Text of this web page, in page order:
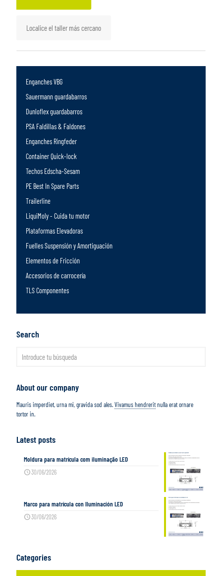
Localice el taller más cercano
Enganches VBG
Sauermann guardabarros
Dunloflex guardabarros
PSA Faldillas & Faldones
Enganches Ringfeder
Container Quick-lock
Techos Edscha-Sesam
PE Best In Spare Parts
Trailerline
LiquiMoly - Cuida tu motor
Plataformas Elevadoras
Fuelles Suspensión y Amortiguación
Elementos de Fricción
Accesorios de carrocería
TLS Componentes
Search
About our company
Mauris imperdiet, urna mi, gravida sod ales.Vivamus hendreritnulla erat ornare
tortor in.
Latest posts
Moldura para matrícula com iluminação LED
30/06/2026
Marco para matrícula con Iluminación LED
30/06/2026
Categories